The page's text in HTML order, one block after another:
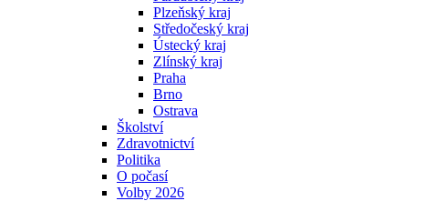
Plzeňský kraj
Středočeský kraj
Ústecký kraj
Zlínský kraj
Praha
Brno
Ostrava
Školství
Zdravotnictví
Politika
O počasí
Volby 2026